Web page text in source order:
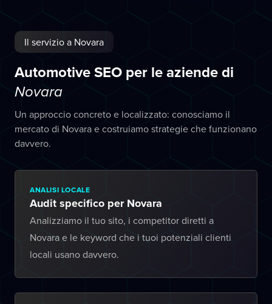
Il servizio a Novara
Automotive SEO per le aziende di
Novara
Un approccio concreto e localizzato: conosciamo il
mercato di Novara e costruiamo strategie che funzionano
davvero.
ANALISI LOCALE
Audit specifico per Novara
Analizziamo il tuo sito, i competitor diretti a
Novara e le keyword che i tuoi potenziali clienti
locali usano davvero.